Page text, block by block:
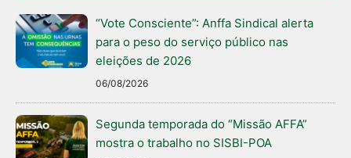
“Vote Consciente”: Anffa Sindical alerta
para o peso do serviço público nas
eleições de 2026
06/08/2026
Segunda temporada do “Missão AFFA”
mostra o trabalho no SISBI-POA